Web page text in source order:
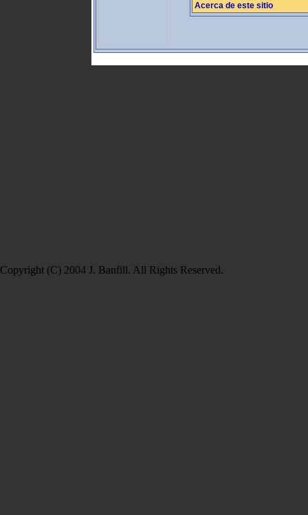
Acerca de este sitio
Copyright (C) 2004 J. Banfill. All Rights Reserved.